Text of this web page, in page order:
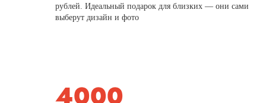
рублей. Идеальный подарок для близких — они сами
выберут дизайн и фото